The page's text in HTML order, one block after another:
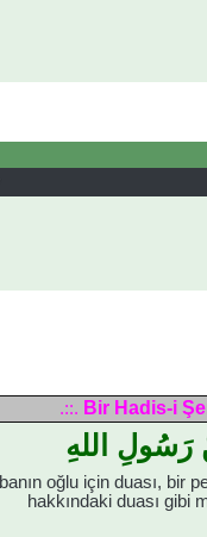
.::. Bir Hadis-i
اللهِ
oğlu için duası, bir
hakkındaki duası gibi